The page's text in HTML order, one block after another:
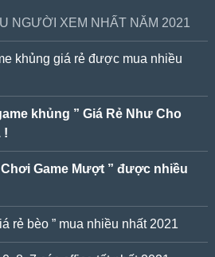
NGƯỜI XEM NHẤT NĂM 2021
khủng giá rẻ được mua nhiều
khủng ” Giá Rẻ Như Cho
!
Chơi Game Mượt ” được nhiều
rẻ bèo ” mua nhiều nhất 2021